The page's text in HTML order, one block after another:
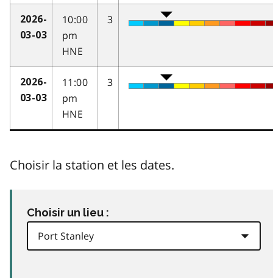
2026-
03-03
10:00
pm
HNE
3
2026-
03-03
11:00
pm
HNE
3
Choisir la station et les dates.
Choisir un lieu :